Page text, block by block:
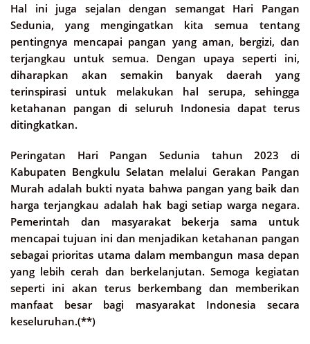
Hal ini juga sejalan dengan semangat Hari Pangan
Sedunia, yang mengingatkan kita semua tentang
pentingnya mencapai pangan yang aman, bergizi, dan
terjangkau untuk semua. Dengan upaya seperti ini,
diharapkan akan semakin banyak daerah yang
terinspirasi untuk melakukan hal serupa, sehingga
ketahanan pangan di seluruh Indonesia dapat terus
ditingkatkan.
Peringatan Hari Pangan Sedunia tahun 2023 di
Kabupaten Bengkulu Selatan melalui Gerakan Pangan
Murah adalah bukti nyata bahwa pangan yang baik dan
harga terjangkau adalah hak bagi setiap warga negara.
Pemerintah dan masyarakat bekerja sama untuk
mencapai tujuan ini dan menjadikan ketahanan pangan
sebagai prioritas utama dalam membangun masa depan
yang lebih cerah dan berkelanjutan. Semoga kegiatan
seperti ini akan terus berkembang dan memberikan
manfaat besar bagi masyarakat Indonesia secara
keseluruhan.(**)